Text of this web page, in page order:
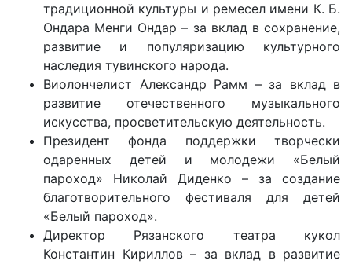
традиционной культуры и ремесел имени К. Б.
Ондара Менги Ондар – за вклад в сохранение,
развитие и популяризацию культурного
наследия тувинского народа.
Виолончелист Александр Рамм – за вклад в
развитие отечественного музыкального
искусства, просветительскую деятельность.
Президент фонда поддержки творчески
одаренных детей и молодежи «Белый
пароход» Николай Диденко – за создание
благотворительного фестиваля для детей
«Белый пароход».
Директор Рязанского театра кукол
Константин Кириллов – за вклад в развитие